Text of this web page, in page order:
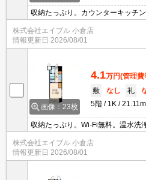
収納たっぷり。カウンターキッチ
株式会社エイブル 小倉店
情報更新日 2026/08/01
画像：23枚
4.1万円(管理費
敷
なし 礼
5階
1K
収納たっぷり。Wi-Fi無料。温水洗
株式会社エイブル 小倉店
情報更新日 2026/08/01